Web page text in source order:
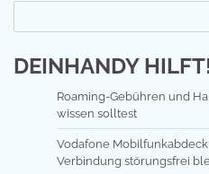
DEINHANDY
Roaming-Gebühren und
wissen solltest
Vodafone
Verbindung störungsfrei